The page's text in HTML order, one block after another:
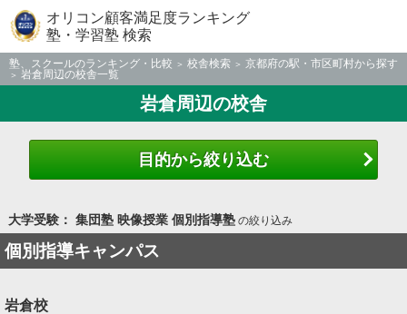
オリコン顧客満足度ランキング
塾・学習塾 検索
塾、スクールのランキング・比較 校舎検索
京都府の駅・市区町村から探す
岩倉周辺の校舎一覧
岩倉周辺の校舎
目的から絞り込む
大学受験： 集団塾 映像授業 個別指導塾の絞り込み
個別指導キャンパス
岩倉校